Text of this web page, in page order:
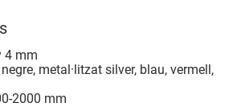
4 mm
metal·litzat silver, blau, vermell,
2000 mm